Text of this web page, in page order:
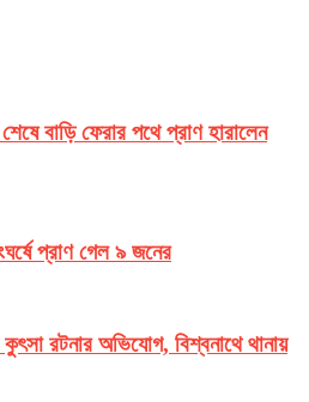
বাড়ি ফেরার পথে প্রাণ হারালেন
প্রাণ গেল ৯ জনের
রটনার অভিযোগ, বিশ্বনাথে থানায়